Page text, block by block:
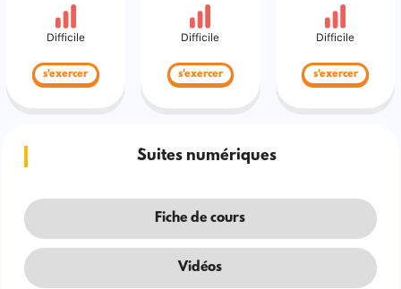
Difficile
s'exercer
Difficile
s'exercer
Difficile
s'exercer
Suites numériques
Fiche de cours
Vidéos